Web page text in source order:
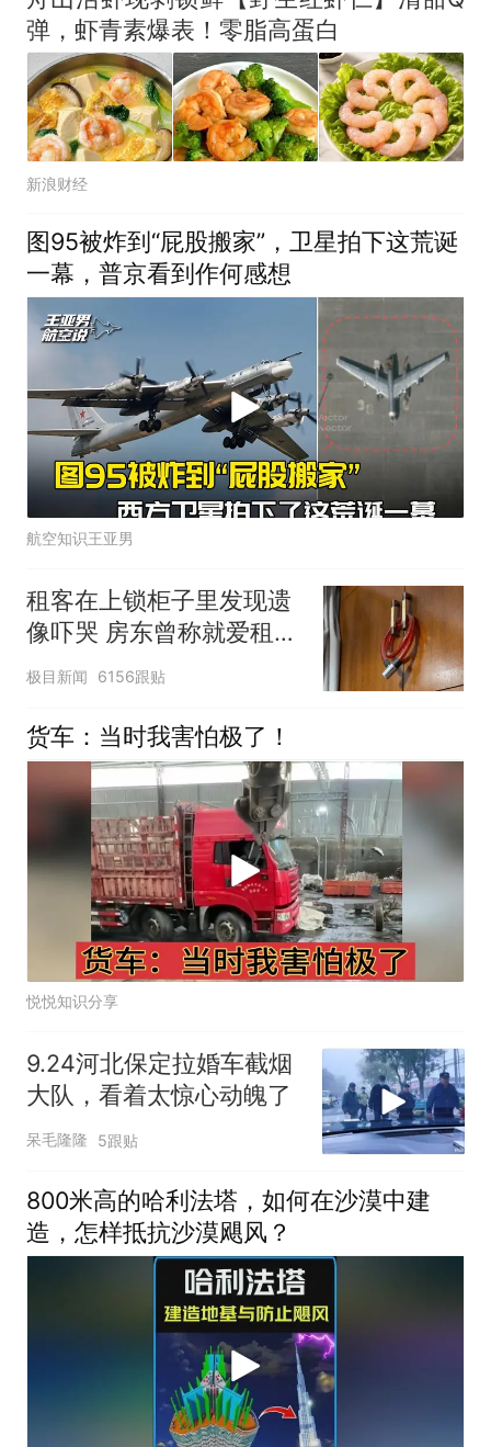
弹，虾青素爆表！零脂高蛋白
新浪财经
图95被炸到“屁股搬家”，卫星拍下这荒诞
一幕，普京看到作何感想
航空知识王亚男
租客在上锁柜子里发现遗
像吓哭 房东曾称就爱租给
男生
极目新闻 6156跟贴
货车：当时我害怕极了！
悦悦知识分享
9.24河北保定拉婚车截烟
大队，看着太惊心动魄了
呆毛隆隆 5跟贴
800米高的哈利法塔，如何在沙漠中建
造，怎样抵抗沙漠飓风？